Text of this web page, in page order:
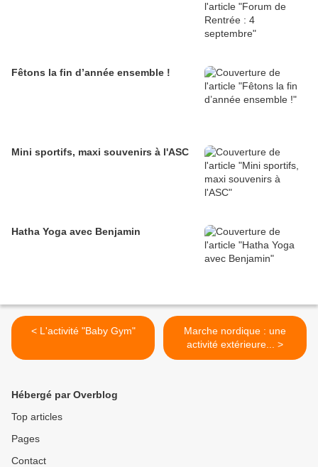
Fêtons la fin d’année ensemble !
Mini sportifs, maxi souvenirs à l'ASC
Hatha Yoga avec Benjamin
< L'activité "Baby Gym"
Marche nordique : une
activité extérieure... >
Hébergé par Overblog
Top articles
Pages
Contact